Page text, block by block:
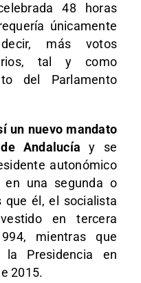
48 horas
únicamente
más votos
tal y como
del Parlamento
un nuevo mandato
Andalucía y se
autonómico
en una segunda o
que él, el socialista
en tercera
mientras que
la Presidencia en
2015.